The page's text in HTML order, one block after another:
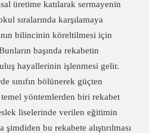
üretime katılarak sermayenin
sıralarında karşılamaya
bilincinin köreltilmesi için
başında rekabetin
hayallerinin işlenmesi gelir.
sınıfın bölünerek güçten
yöntemlerden biri rekabet
liselerinde verilen eğitimin
bu rekabete alıştırılması